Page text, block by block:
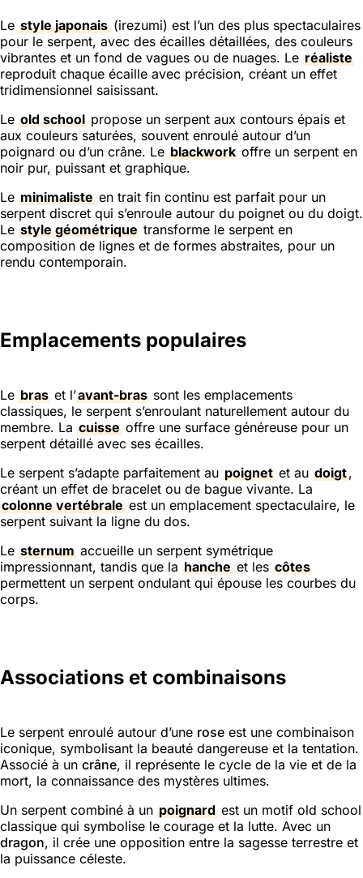
Le style japonais (irezumi) est l’un des plus spectaculaires
pour le serpent, avec des écailles détaillées, des couleurs
vibrantes et un fond de vagues ou de nuages. Le réaliste
reproduit chaque écaille avec précision, créant un effet
tridimensionnel saisissant.
Le old school propose un serpent aux contours épais et
aux couleurs saturées, souvent enroulé autour d’un
poignard ou d’un crâne. Le blackwork offre un serpent en
noir pur, puissant et graphique.
Le minimaliste en trait fin continu est parfait pour un
serpent discret qui s’enroule autour du poignet ou du doigt.
Le style géométrique transforme le serpent en
composition de lignes et de formes abstraites, pour un
rendu contemporain.
Emplacements populaires
Le bras et l’avant-bras sont les emplacements
classiques, le serpent s’enroulant naturellement autour du
membre. La cuisse offre une surface généreuse pour un
serpent détaillé avec ses écailles.
Le serpent s’adapte parfaitement au poignet et au doigt,
créant un effet de bracelet ou de bague vivante. La
colonne vertébrale est un emplacement spectaculaire, le
serpent suivant la ligne du dos.
Le sternum accueille un serpent symétrique
impressionnant, tandis que la hanche et les côtes
permettent un serpent ondulant qui épouse les courbes du
corps.
Associations et combinaisons
Le serpent enroulé autour d’une rose est une combinaison
iconique, symbolisant la beauté dangereuse et la tentation.
Associé à un crâne, il représente le cycle de la vie et de la
mort, la connaissance des mystères ultimes.
Un serpent combiné à un poignard est un motif old school
classique qui symbolise le courage et la lutte. Avec un
dragon, il crée une opposition entre la sagesse terrestre et
la puissance céleste.